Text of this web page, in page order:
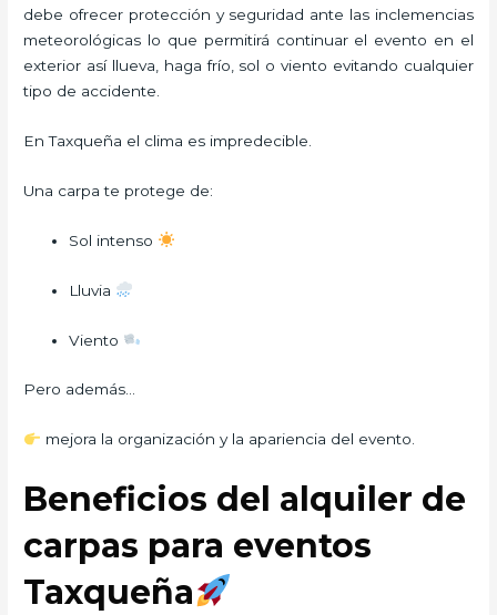
debe ofrecer protección y seguridad ante las inclemencias
meteorológicas lo que permitirá continuar el evento en el
exterior así llueva, haga frío, sol o viento evitando cualquier
tipo de accidente.
En Taxqueña el clima es impredecible.
Una carpa te protege de:
Sol intenso
Lluvia
Viento
Pero además…
mejora la organización y la apariencia del evento.
Beneficios del alquiler de
carpas para eventos
Taxqueña